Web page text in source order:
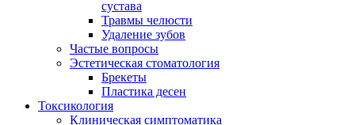
сустава
Травмы челюсти
Удаление зубов
Частые вопросы
Эстетическая стоматология
Брекеты
Пластика десен
Токсикология
Клиническая симптоматика